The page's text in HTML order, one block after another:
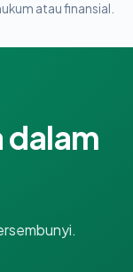
atau finansial.
dalam